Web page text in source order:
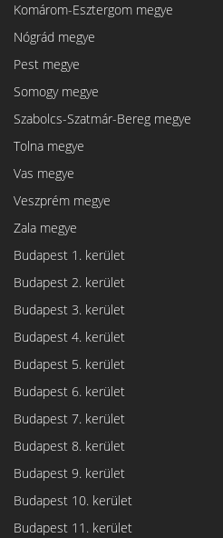
Komárom-Esztergom megye
Nógrád megye
Pest megye
Somogy megye
Szabolcs-Szatmár-Bereg megye
Tolna megye
Vas megye
Veszprém megye
Zala megye
Budapest 1. kerület
Budapest 2. kerület
Budapest 3. kerület
Budapest 4. kerület
Budapest 5. kerület
Budapest 6. kerület
Budapest 7. kerület
Budapest 8. kerület
Budapest 9. kerület
Budapest 10. kerület
Budapest 11. kerület